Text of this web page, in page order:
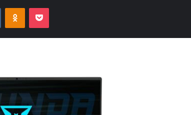
VKontakteOdnoklassniki
Pocket